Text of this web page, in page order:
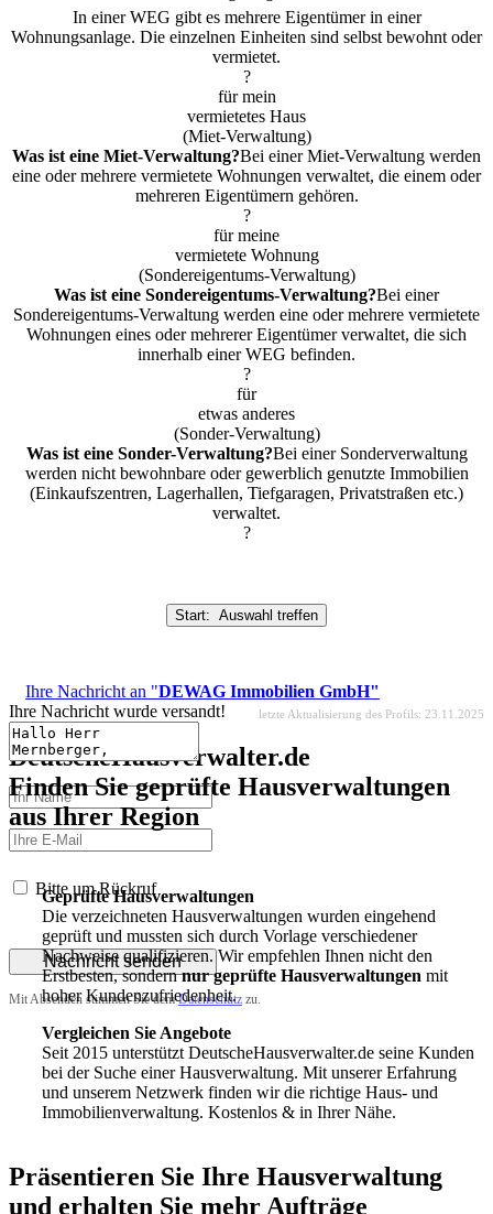
In einer WEG gibt es mehrere Eigentümer in einer
Wohnungsanlage. Die einzelnen Einheiten sind selbst bewohnt oder
vermietet.
?
für mein
vermietetes Haus
(Miet-Verwaltung)
Was ist eine Miet-Verwaltung?Bei einer Miet-Verwaltung werden
eine oder mehrere vermietete Wohnungen verwaltet, die einem oder
mehreren Eigentümern gehören.
?
für meine
vermietete Wohnung
(Sondereigentums-Verwaltung)
Was ist eine Sondereigentums-Verwaltung?Bei einer
Sondereigentums-Verwaltung werden eine oder mehrere vermietete
Wohnungen eines oder mehrerer Eigentümer verwaltet, die sich
innerhalb einer WEG befinden.
?
für
etwas anderes
(Sonder-Verwaltung)
Was ist eine Sonder-Verwaltung?Bei einer Sonderverwaltung
werden nicht bewohnbare oder gewerblich genutzte Immobilien
(Einkaufszentren, Lagerhallen, Tiefgaragen, Privatstraßen etc.)
verwaltet.
?
Start: Auswahl treffen
Ihre Nachricht an "DEWAG Immobilien GmbH"
Ihre Nachricht wurde versandt!
Bitte um Rückruf
Nachricht senden
Mit Absenden stimmen Sie demDatenschutz zu.
letzte Aktualisierung des Profils: 23.11.2025
DeutscheHausverwalter.de
Finden Sie geprüfte Hausverwaltungen
aus Ihrer Region
Geprüfte Hausverwaltungen
Die verzeichneten Hausverwaltungen wurden eingehend
geprüft und mussten sich durch Vorlage verschiedener
Nachweise qualifizieren. Wir empfehlen Ihnen nicht den
Erstbesten, sondernnur geprüfte Hausverwaltungen mit
hoher Kundenzufriedenheit.
Vergleichen Sie Angebote
Seit 2015 unterstützt DeutscheHausverwalter.de seine Kunden
bei der Suche einer Hausverwaltung. Mit unserer Erfahrung
und unserem Netzwerk finden wir die richtige Haus- und
Immobilienverwaltung. Kostenlos & in Ihrer Nähe.
Präsentieren Sie Ihre Hausverwaltung
und erhalten Sie mehr Aufträge